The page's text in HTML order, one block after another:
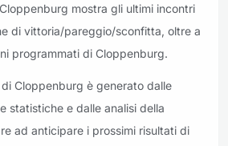
mostra gli ultimi incontri
di vittoria/pareggio/sconfitta, oltre a
programmati di Cloppenburg.
Cloppenburg è generato dalle
statistiche e dalle analisi della
ad anticipare i prossimi risultati di